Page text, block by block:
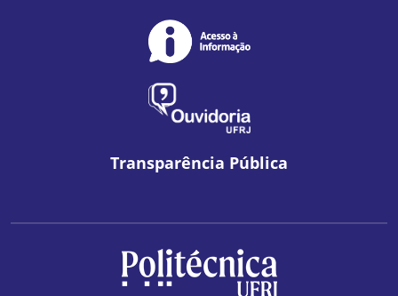
Transparência Pública